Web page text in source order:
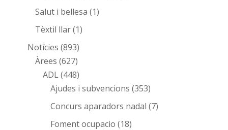
Salut i bellesa (1)
Tèxtil llar(1)
Notícies (893)
Àrees (627)
ADL(448)
Ajudes i subvencions (353)
Concurs aparadors nadal (7)
Foment ocupacio (18)